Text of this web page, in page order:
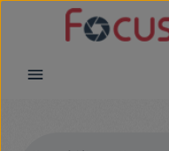
Ugrás a fő tartalomra